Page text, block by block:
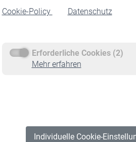
Cookie-Policy
Datenschutz
Erforderliche Cookies (2)
Mehr erfahren
Individuelle Cookie-
Versicherung
Staatliche